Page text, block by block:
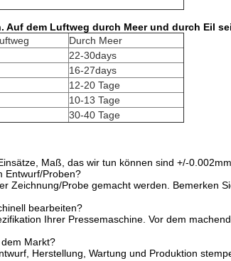
dem Luftweg durch Meer und durch Eil
Durch Meer
22-30days
16-27days
12-20 Tage
10-13 Tage
30-40 Tage
Maß, das wir tun können sind +/-0.002mm.
Entwurf/Proben?
Zeichnung/Probe gemacht werden. Bemerken
bearbeiten?
Ihrer Pressemaschine. Vor dem
Markt?
Herstellung, Wartung und Produktion